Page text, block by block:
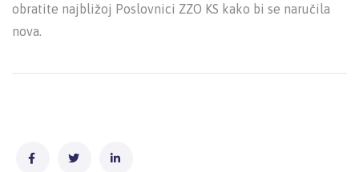
obratite najbližoj Poslovnici ZZO KS kako bi se naručila
nova.